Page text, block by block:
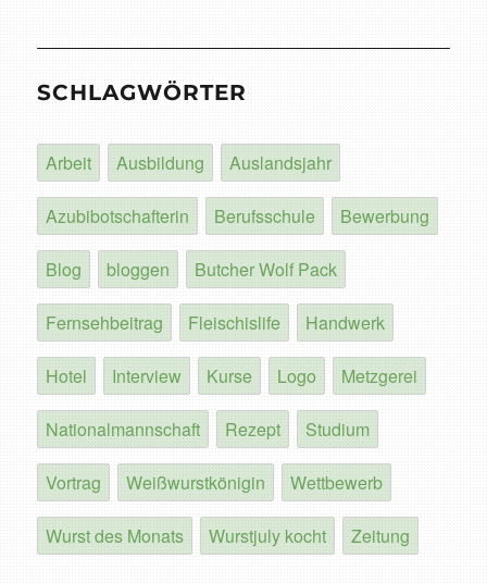
SCHLAGWÖRTER
Arbeit Ausbildung Auslandsjahr
Azubibotschafterin Berufsschule Bewerbung
Blog bloggen Butcher Wolf Pack
Fernsehbeitrag Fleischislife Handwerk
Hotel Interview Kurse Logo Metzgerei
Nationalmannschaft Rezept Studium
Vortrag Weißwurstkönigin Wettbewerb
Wurst des Monats Wurstjuly kocht Zeitung